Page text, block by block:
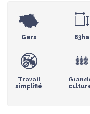
Gers 83ha
Travail
simplifié